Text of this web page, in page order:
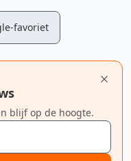
favoriet
blijf op de hoogte.